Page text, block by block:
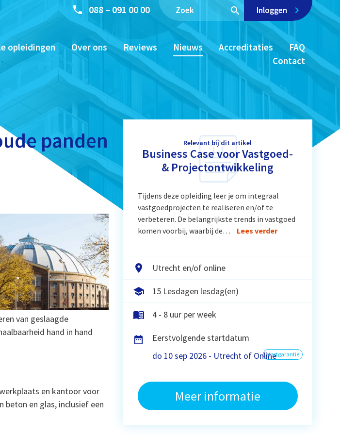
088 – 091 00 00 Inloggen
opleidingen Over ons Reviews Nieuws Accreditaties
FAQ
Contact
panden
van geslaagde
hand in hand
en kantoor voor
beton en glas, inclusief een
Relevant bij dit artikel
Business Case voor Vastgoed-
& Projectontwikkeling
Tijdens deze opleiding leer je om integraal
vastgoedprojecten te realiseren en/of te
verbeteren. De belangrijkste trends in vastgoed
komen voorbij, waarbij de…
Lees verder
Utrecht en/of online
15 Lesdagen lesdag(en)
4 - 8 uur per week
Eerstvolgende startdatum
do 10 sep 2026 - Utrecht of Onlinestartgarantie
Meer informatie